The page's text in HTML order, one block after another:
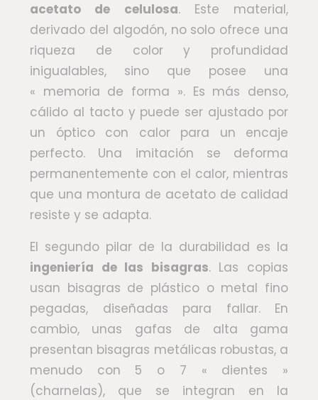
acetato de celulosa. Este material,
derivado del algodón, no solo ofrece una
riqueza de color y profundidad
inigualables, sino que posee una
« memoria de forma ». Es más denso,
cálido al tacto y puede ser ajustado por
un óptico con calor para un encaje
perfecto. Una imitación se deforma
permanentemente con el calor, mientras
que una montura de acetato de calidad
resiste y se adapta.
El segundo pilar de la durabilidad es la
ingeniería de las bisagras. Las copias
usan bisagras de plástico o metal fino
pegadas, diseñadas para fallar. En
cambio, unas gafas de alta gama
presentan bisagras metálicas robustas, a
menudo con 5 o 7 « dientes »
(charnelas), que se integran en la